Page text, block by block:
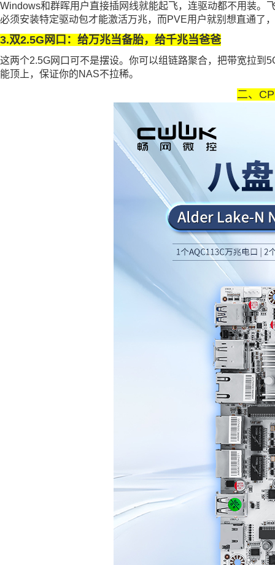
Windows和群晖用户直接插网线就能起飞，连驱动都不用装。
必须安装特定驱动包才能激活万兆，而PVE用户就别想直通了
3.双2.5G网口：给万兆当备胎，给千兆当爸爸
这两个2.5G网口可不是摆设。你可以组链路聚合，把带宽拉到
能顶上，保证你的NAS不拉稀。
二、